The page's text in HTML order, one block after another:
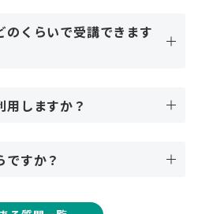
のくらいで受講できます
用しますか？
ですか？